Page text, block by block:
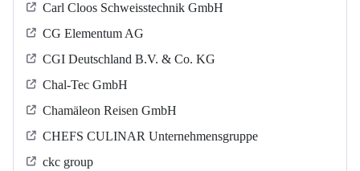
Carl Cloos Schweisstechnik GmbH
CG Elementum AG
CGI Deutschland B.V. & Co. KG
Chal-Tec GmbH
Chamäleon Reisen GmbH
CHEFS CULINAR Unternehmensgruppe
ckc group